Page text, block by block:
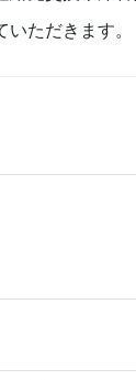
ただきます。